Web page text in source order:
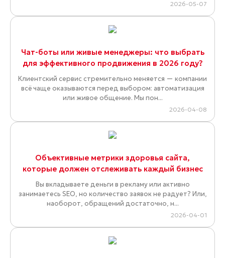
2026-05-07
Чат-боты или живые менеджеры: что выбрать
для эффективного продвижения в 2026 году?
Клиентский сервис стремительно меняется — компании
всё чаще оказываются перед выбором: автоматизация
или живое общение. Мы пон...
2026-04-08
Объективные метрики здоровья сайта,
которые должен отслеживать каждый бизнес
Вы вкладываете деньги в рекламу или активно
занимаетесь SEO, но количество заявок не радует? Или,
наоборот, обращений достаточно, н...
2026-04-01